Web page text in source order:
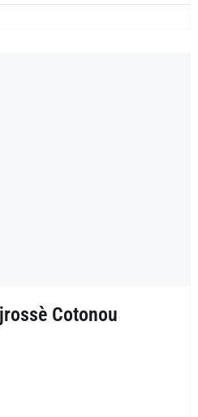
Cotonou